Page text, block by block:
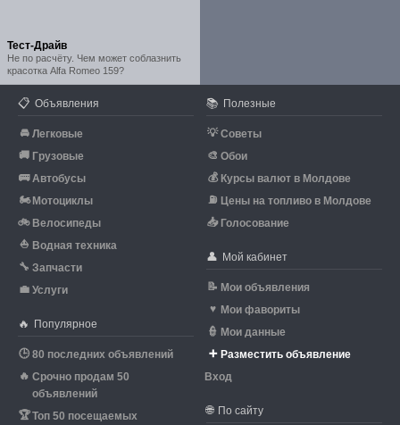
Тест-Драйв
Не по расчёту. Чем может соблазнить
красотка Alfa Romeo 159?
📋 Объявления
🚘 Легковые
🚚 Грузовые
🚌 Автобусы
🏍 Мотоциклы
🚲 Велосипеды
⛵ Водная техника
🔧 Запчасти
💼 Услуги
🔥 Популярное
🕒 80 последних объявлений
🔥 Срочно продам 50
объявлений
🏆Топ 50 посещаемых
📚 Полезные
💡 Советы
🎨 Обои
💰 Курсы валют в Молдове
⛽ Цены на топливо в Молдове
📥 Голосование
👤 Мой кабинет
📝 Мои объявления
♥ Мои фавориты
👮 Мои данные
➕ Разместить объявление
Вход
🌐 По сайту